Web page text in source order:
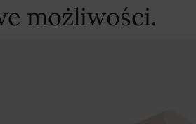
możliwości.